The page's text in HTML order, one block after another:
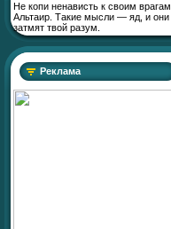
Не копи ненависть к своим врагам,
Альтаир. Такие мысли — яд, и они
затмят твой разум.
Реклама